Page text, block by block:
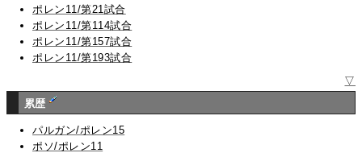
ポレン11/第21試合
ポレン11/第114試合
ポレン11/第157試合
ポレン11/第193試合
▽
累歴
パルガン/ポレン15
ポソ/ポレン11